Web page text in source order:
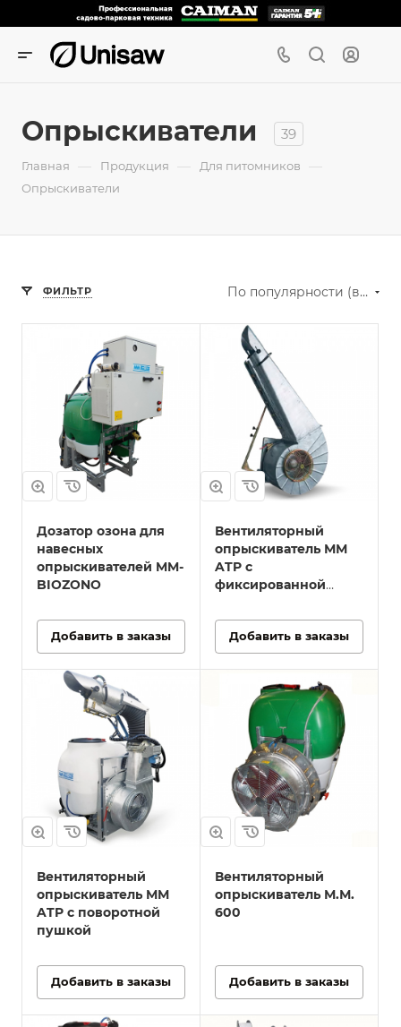
Опрыскиватели 39
Главная — Продукция — Для питомников —
Опрыскиватели
ФИЛЬТР По популярности (возрастание)
Дозатор озона для
навесных
опрыскивателей MM-
BIOZONO
Добавить в заказы
Вентиляторный
опрыскиватель ММ
ATP с
фиксированной
Добавить в заказы
Вентиляторный
опрыскиватель ММ
ATP с поворотной
пушкой
Добавить в заказы
Вентиляторный
опрыскиватель М.М.
600
Добавить в заказы